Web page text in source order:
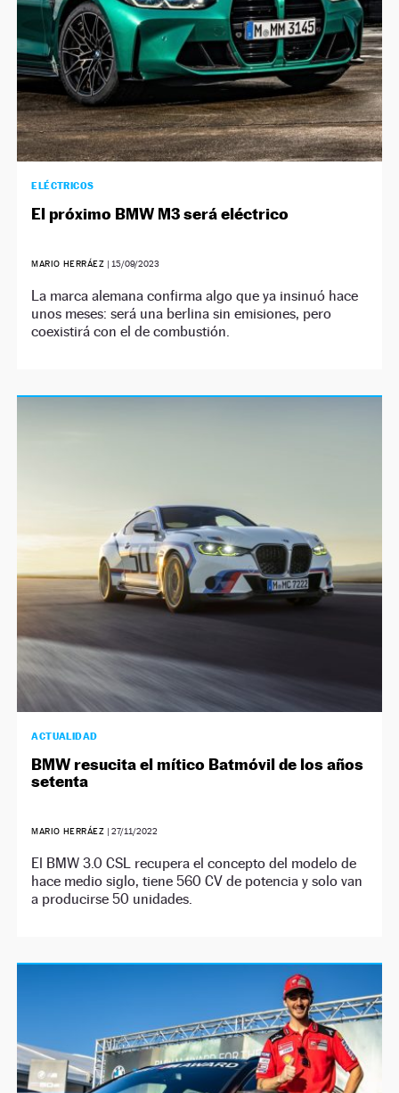
ELÉCTRICOS
El próximo BMW M3 será eléctrico
MARIO HERRÁEZ | 15/09/2023
La marca alemana confirma algo que ya insinuó hace
unos meses: será una berlina sin emisiones, pero
coexistirá con el de combustión.
ACTUALIDAD
BMW resucita el mítico Batmóvil de los años
setenta
MARIO HERRÁEZ | 27/11/2022
El BMW 3.0 CSL recupera el concepto del modelo de
hace medio siglo, tiene 560 CV de potencia y solo van
a producirse 50 unidades.